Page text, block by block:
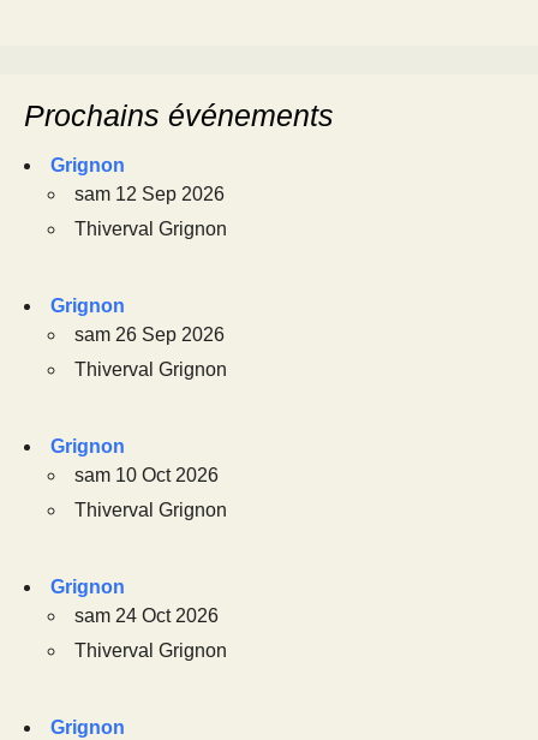
Prochains événements
Grignon
sam 12 Sep 2026
Thiverval Grignon
Grignon
sam 26 Sep 2026
Thiverval Grignon
Grignon
sam 10 Oct 2026
Thiverval Grignon
Grignon
sam 24 Oct 2026
Thiverval Grignon
Grignon